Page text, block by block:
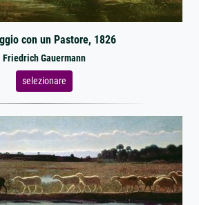
con un Pastore, 1826
Friedrich Gauermann
selezionare